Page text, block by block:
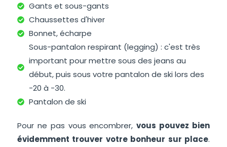
Gants et sous-gants
Chaussettes d'hiver
Bonnet, écharpe
Sous-pantalon respirant (legging) : c'est très
important pour mettre sous des jeans au
début, puis sous votre pantalon de ski lors des
-20 à -30.
Pantalon de ski
Pour ne pas vous encombrer,vous pouvez bien
évidemment trouver votre bonheur sur place.